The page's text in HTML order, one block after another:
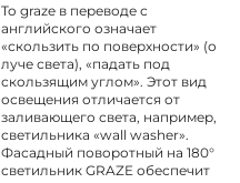
To graze в переводе с
английского означает
«скользить по поверхности» (о
луче света), «падать под
скользящим углом». Этот вид
освещения отличается от
заливающего света, например,
светильника «wall washer».
Фасадный поворотный на 180°
светильник GRAZE обеспечит